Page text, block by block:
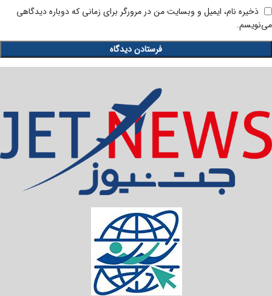
ذخیره نام، ایمیل و وبسایت من در مرورگر برای زمانی که دوباره دیدگاهی
می‌نویسم.